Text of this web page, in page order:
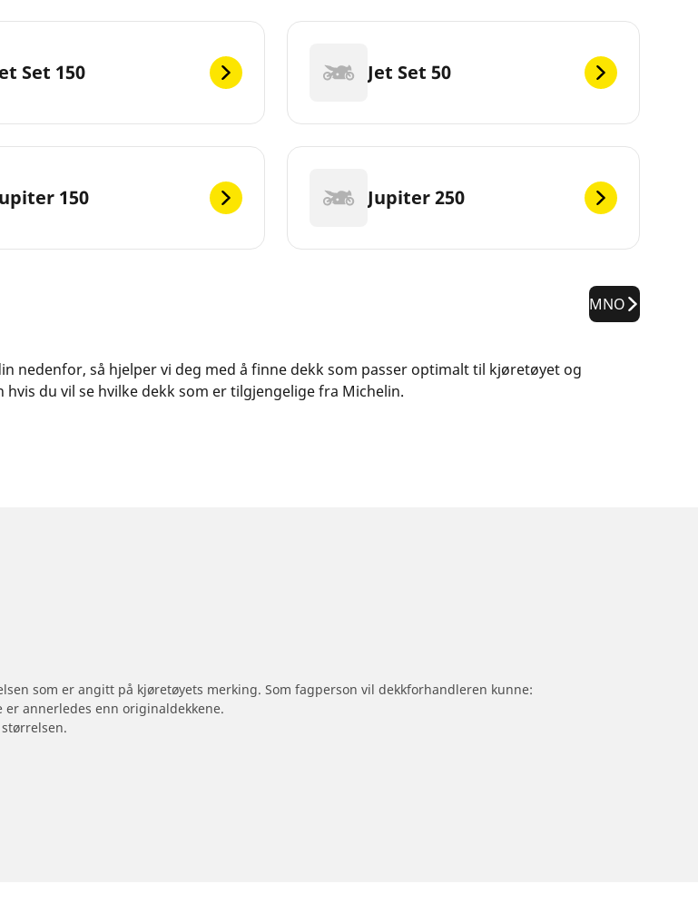
Set 150 Jet Set 50
150 Jupiter 250
MNO
nedenfor, så hjelper vi deg med å finne dekk som passer optimalt til kjøretøyet og
du vil se hvilke dekk som er tilgjengelige fra Michelin.
som er angitt på kjøretøyets merking. Som fagperson vil dekkforhandleren kunne:
annerledes enn originaldekkene.